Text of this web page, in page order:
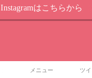
Instagramはこちらから
メニュー ツ